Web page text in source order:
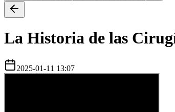
La Historia de las
2025-01-11 13:07